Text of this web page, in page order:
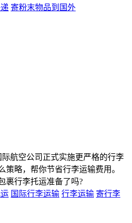
寄粉末物品到国外
际航空公司正式实施更严格的行李
策略，帮你节省行李运输费用。
裹行李托运准备了吗?
国际行李运输 行李运输 寄行李